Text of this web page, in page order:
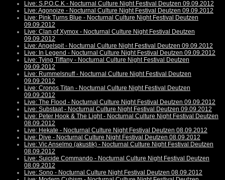
Live: S.P.O.C.K - Nocturnal Culture Night Festival Deutzen 09.09.2012
Live: Agonoize - Nocturnal Culture Night Festival Deutzen 09.09.2012
Live: Pink Turns Blue - Nocturnal Culture Night Festival Deutzen
09.09.2012
Live: Clan of Xymox - Nocturnal Culture Night Festival Deutzen
09.09.2012
Live: Angelspit - Nocturnal Culture Night Festival Deutzen 09.09.2012
Live: In Legend - Nocturnal Culture Night Festival Deutzen 09.09.2012
Live: Tying Tiffany - Nocturnal Culture Night Festival Deutzen
09.09.2012
Live: Rummelsnuff - Nocturnal Culture Night Festival Deutzen
09.09.2012
Live: Cronos Titan - Nocturnal Culture Night Festival Deutzen
09.09.2012
Live: The Flood - Nocturnal Culture Night Festival Deutzen 09.09.2012
Live: Substaat - Nocturnal Culture Night Festival Deutzen 09.09.2012
Live: Peter Hook & The Light - Nocturnal Culture Night Festival Deutzen
08.09.2012
Live: Hekate - Nocturnal Culture Night Festival Deutzen 08.09.2012
Live: Dive - Nocturnal Culture Night Festival Deutzen 08.09.2012
Live: Vic Anselmo (akustik) - Nocturnal Culture Night Festival Deutzen
08.09.2012
Live: Suicide Commando - Nocturnal Culture Night Festival Deutzen
08.09.2012
Live: Sono - Nocturnal Culture Night Festival Deutzen 08.09.2012